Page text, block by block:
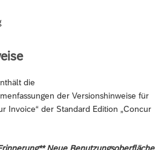
die
der Versionshinweise für
Invoice“ der Standard Edition „Concur